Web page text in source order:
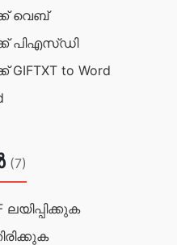
വെബ്‌
പിഎസ്ഡി
GIFTXT to Word
(7)
ലയിപ്പിക്കുക